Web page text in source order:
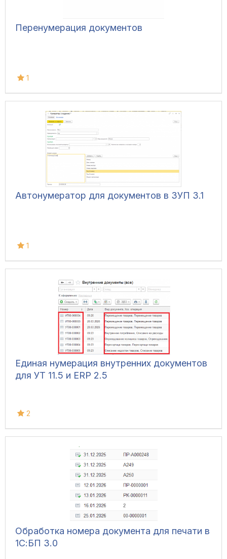
Перенумерация документов
1
Автонумератор для документов в ЗУП 3.1
1
Единая нумерация внутренних документов
для УТ 11.5 и ERP 2.5
2
Обработка номера документа для печати в
1С:БП 3.0